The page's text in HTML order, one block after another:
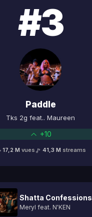
#3
Paddle
Tks 2g feat.. Maureen
+10
17,2 M vues 41,3 M streams
Shatta Confessions
Meryl feat. N'KEN